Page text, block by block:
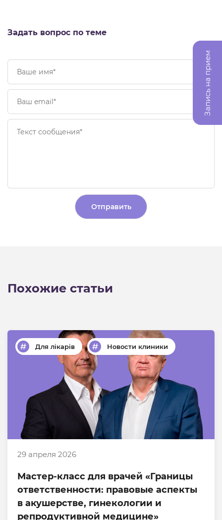
Задать вопрос по теме
Похожие статьи
Для лікарів Новости клиники
29 апреля 2026
Мастер-класс для врачей «Границы
ответственности: правовые аспекты
в акушерстве, гинекологии и
репродуктивной медицине»
Запись на прием